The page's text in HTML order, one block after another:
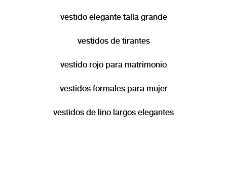
vestido elegante talla grande
vestidos de tirantes
vestido rojo para matrimonio
vestidos formales para mujer
vestidos de lino largos elegantes